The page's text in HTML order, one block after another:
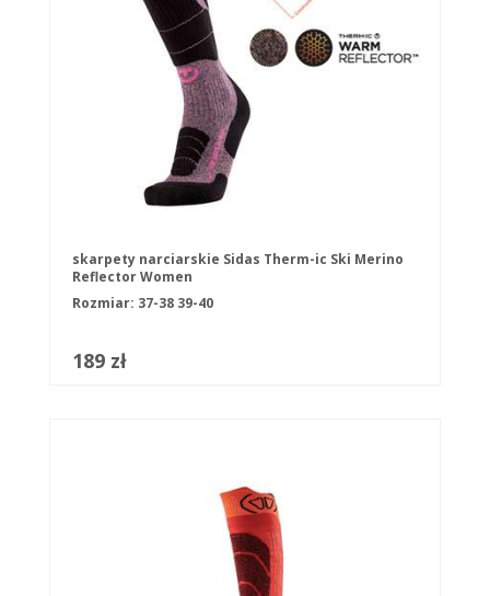
skarpety narciarskie Sidas Therm-ic Ski Merino
Reflector Women
Rozmiar: 37-38 39-40
189 zł